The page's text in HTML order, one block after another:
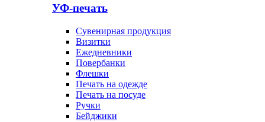
УФ-печать
Сувенирная продукция
Визитки
Ежедневники
Повербанки
Флешки
Печать на одежде
Печать на посуде
Ручки
Бейджики